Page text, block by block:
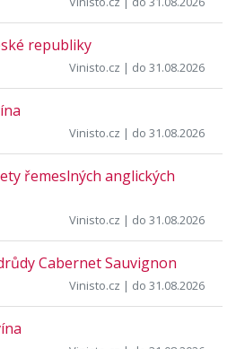
republiky
Vinisto.cz | do 31.08.2026
Vinisto.cz | do 31.08.2026
řemeslných anglických
Vinisto.cz | do 31.08.2026
Cabernet Sauvignon
Vinisto.cz | do 31.08.2026